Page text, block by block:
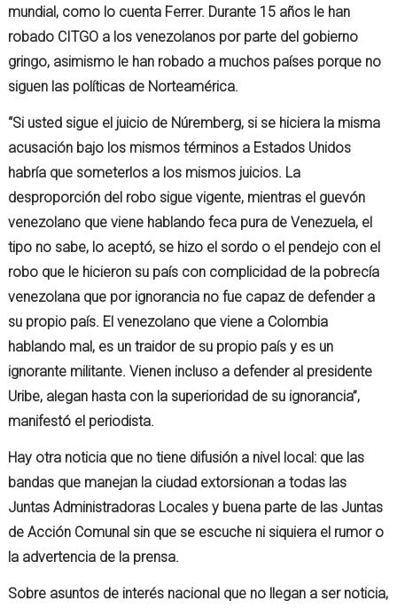
mundial, como lo cuenta Ferrer. Durante 15 años le han
robado CITGO a los venezolanos por parte del gobierno
gringo, asimismo le han robado a muchos países porque no
siguen las políticas de Norteamérica.
“Si usted sigue el juicio de Núremberg, si se hiciera la misma
acusación bajo los mismos términos a Estados Unidos
habría que someterlos a los mismos juicios. La
desproporción del robo sigue vigente, mientras el guevón
venezolano que viene hablando feca pura de Venezuela, el
tipo no sabe, lo aceptó, se hizo el sordo o el pendejo con el
robo que le hicieron su país con complicidad de la pobrecía
venezolana que por ignorancia no fue capaz de defender a
su propio país. El venezolano que viene a Colombia
hablando mal, es un traidor de su propio país y es un
ignorante militante. Vienen incluso a defender al presidente
Uribe, alegan hasta con la superioridad de su ignorancia”,
manifestó el periodista.
Hay otra noticia que no tiene difusión a nivel local: que las
bandas que manejan la ciudad extorsionan a todas las
Juntas Administradoras Locales y buena parte de las Juntas
de Acción Comunal sin que se escuche ni siquiera el rumor o
la advertencia de la prensa.
Sobre asuntos de interés nacional que no llegan a ser noticia,